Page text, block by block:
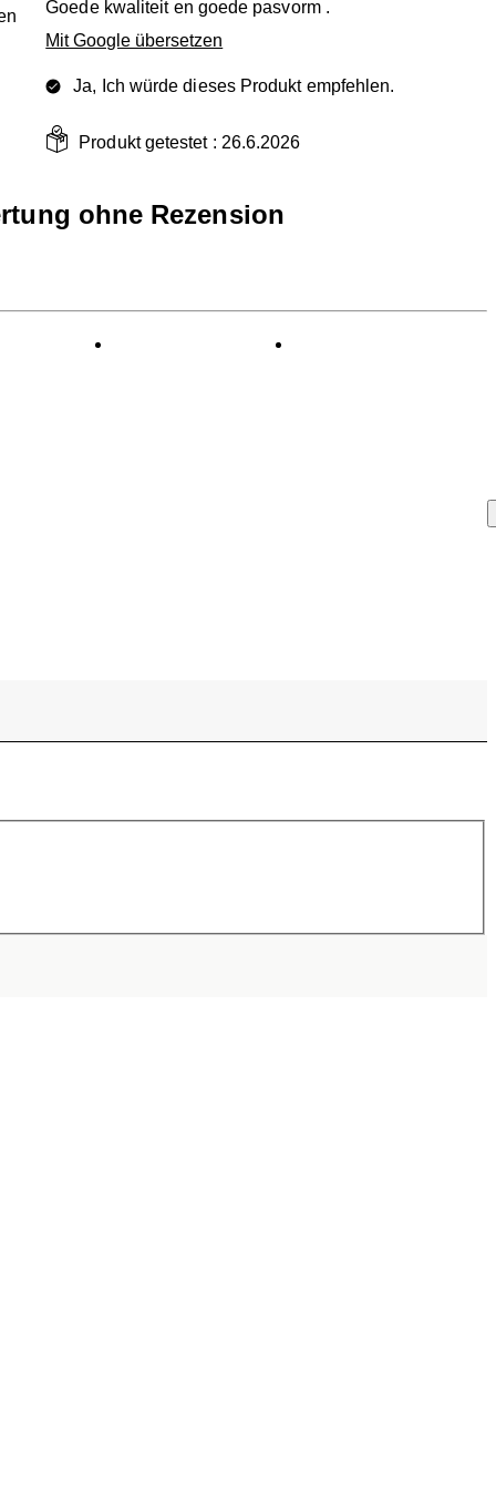
Goede kwaliteit en goede pasvorm .
Mit Google übersetzen
Ja, Ich würde dieses Produkt empfehlen.
Produkt getestet : 26.6.2026
ohne Rezension